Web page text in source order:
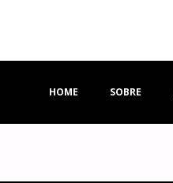
HOME SOBRE